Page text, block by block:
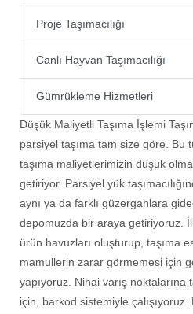
Proje Taşımacılığı
Canlı Hayvan Taşımacılığı
Gümrükleme Hizmetleri
Düşük Maliyetli Taşıma İşlemi
parsiyel taşıma tam size göre. Bu
taşıma maliyetlerimizin düşük
getiriyor. Parsiyel yük
aynı ya da farklı güzergahlara
depomuzda bir araya getiriyoruz.
ürün havuzları oluşturup, taşıma
mamullerin zarar görmemesi için
yapıyoruz. Nihai varış
için, barkod sistemiyle